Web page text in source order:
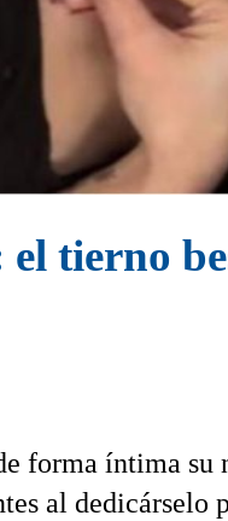
tierno
forma íntima su
al